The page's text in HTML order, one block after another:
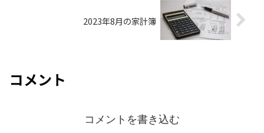
2023年8月の家計簿
コメント
コメントを書き込む